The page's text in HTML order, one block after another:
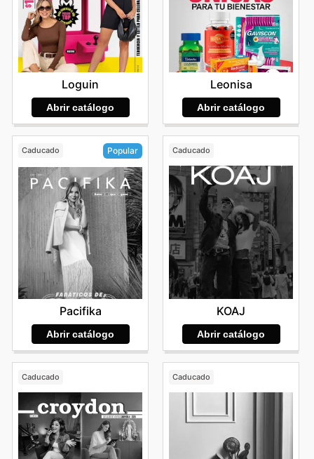
Loguin
Abrir catálogo
Leonisa
Abrir catálogo
Caducado Popular
Pacifika
Abrir catálogo
Caducado
KOAJ
Abrir catálogo
Caducado Caducado